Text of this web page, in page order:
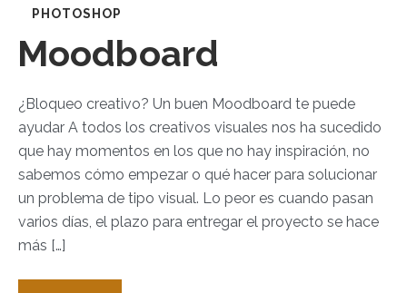
PHOTOSHOP
Moodboard
¿Bloqueo creativo? Un buen Moodboard te puede
ayudar A todos los creativos visuales nos ha sucedido
que hay momentos en los que no hay inspiración, no
sabemos cómo empezar o qué hacer para solucionar
un problema de tipo visual. Lo peor es cuando pasan
varios días, el plazo para entregar el proyecto se hace
más […]